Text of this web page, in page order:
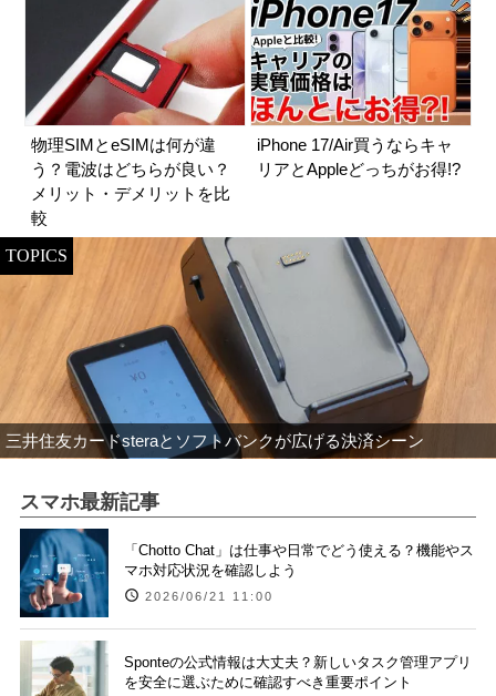
物理SIMとeSIMは何が違
う？電波はどちらが良い？
メリット・デメリットを比
較
iPhone 17/Air買うならキャ
リアとAppleどっちがお得!?
TOPICS
三井住友カードsteraとソフトバンクが広げる決済シーン
スマホ最新記事
「Chotto Chat」は仕事や日常でどう使える？機能やス
マホ対応状況を確認しよう
2026/06/21 11:00
Sponteの公式情報は大丈夫？新しいタスク管理アプリ
を安全に選ぶために確認すべき重要ポイント